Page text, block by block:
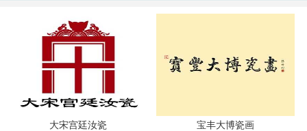
大宋宫廷汝瓷 宝丰大博瓷画